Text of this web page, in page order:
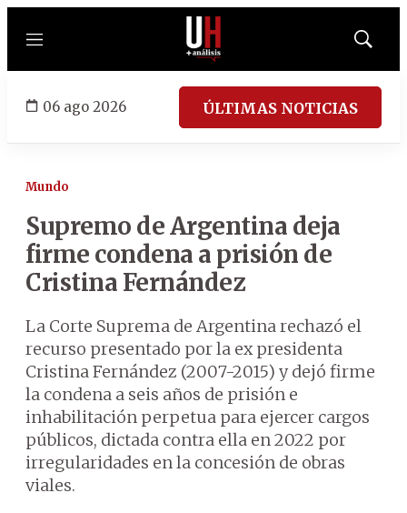
Menú
Mostrar
06 ago 2026 ÚLTIMAS NOTICIAS
Mundo
Supremo de Argentina deja
firme condena a prisión de
Cristina Fernández
La Corte Suprema de Argentina rechazó el
recurso presentado por la ex presidenta
Cristina Fernández (2007-2015) y dejó firme
la condena a seis años de prisión e
inhabilitación perpetua para ejercer cargos
públicos, dictada contra ella en 2022 por
irregularidades en la concesión de obras
viales.